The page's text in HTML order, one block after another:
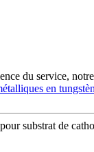
du service,
en
substrat de